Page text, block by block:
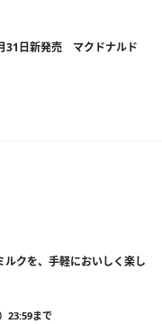
31日新発売 マクドナルド
ルクを、手軽においしく楽し
23:59まで